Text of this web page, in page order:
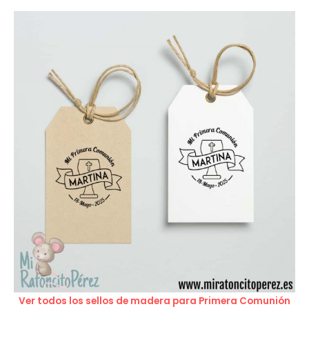
Ver todos los sellos de madera para Primera Comunión